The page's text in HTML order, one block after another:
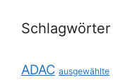
Schlagwörter
ADAC ausgewählte